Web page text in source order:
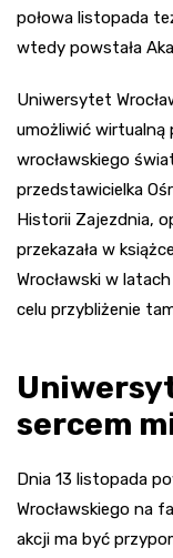
połowa listopada
wtedy powstała
Uniwersytet
umożliwić wirtualną
wrocławskiego
przedstawicielka
Historii Zajezdnia,
przekazała w
Wrocławski w
celu przybliżenie
sercem
Dnia 13 listopada
Wrocławskiego na
akcji ma być